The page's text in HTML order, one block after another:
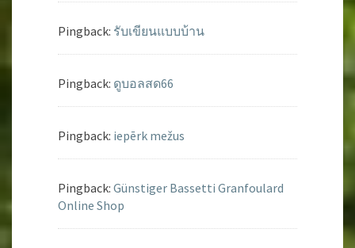
Pingback: รับเขียนแบบบ้าน
Pingback: ดูบอลสด66
Pingback: iepērk mežus
Pingback: Günstiger Bassetti Granfoulard
Online Shop